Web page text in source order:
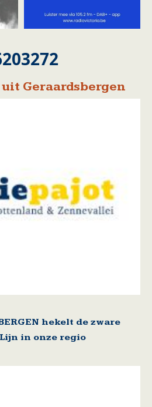
Geraardsbergen
hekelt de zware
in onze regio